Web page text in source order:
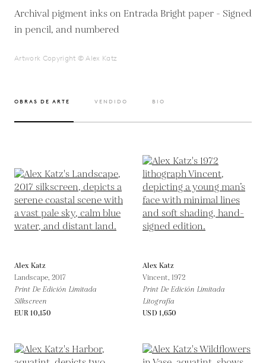
Archival pigment inks on Entrada Bright paper - Signed
in pencil, and numbered
Artwork Copyright © Alex Katz
OBRAS DE ARTE VENDIDO BIO
Alex Katz
Landscape,2017
Print De Edición Limitada
Silkscreen
EUR 10,150
Alex Katz
Vincent, 1972
Print De Edición Limitada
Litografía
USD 1,650